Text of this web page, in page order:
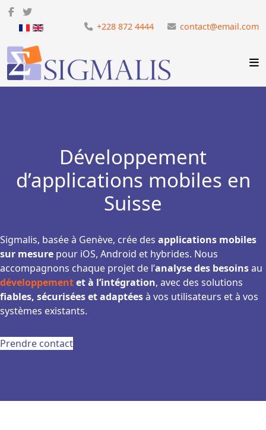
Sélectionnez votre langue
+228 872 4444 contact@email.com
Développement
d’applications mobiles en
Suisse
Sigmalis, basée à Genève, crée des applications mobiles
sur mesure pour iOS, Android et hybrides. Nous
accompagnons chaque projet de l’analyse des besoinsau
développementet à l’intégration, avec des solutions
fiables, sécurisées et adaptéesà vos utilisateurs et à vos
systèmes existants.
Prendre contact